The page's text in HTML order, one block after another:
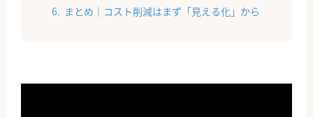
まとめ｜コスト削減はまず「見える化」から